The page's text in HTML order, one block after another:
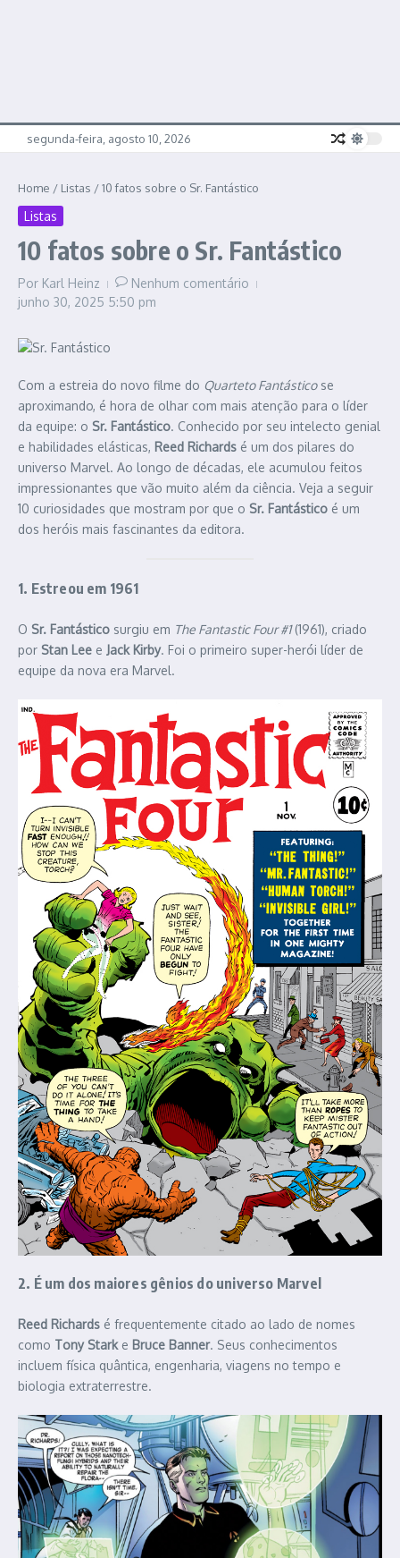
segunda-feira, agosto 10, 2026
Home / Listas /10 fatos sobre o Sr. Fantástico
Listas
10 fatos sobre o Sr. Fantástico
Por Karl Heinz
Nenhum comentário
junho 30, 2025 5:50 pm
Com a estreia do novo filme do Quarteto Fantásticose
aproximando, é hora de olhar com mais atenção para o líder
da equipe: o Sr. Fantástico. Conhecido por seu intelecto genial
e habilidades elásticas, Reed Richards é um dos pilares do
universo Marvel. Ao longo de décadas, ele acumulou feitos
impressionantes que vão muito além da ciência. Veja a seguir
10 curiosidades que mostram por que o Sr. Fantástico é um
dos heróis mais fascinantes da editora.
1. Estreou em 1961
O Sr. Fantástico surgiu em The Fantastic Four #1(1961), criado
por Stan Lee e Jack Kirby. Foi o primeiro super-herói líder de
equipe da nova era Marvel.
2. É um dos maiores gênios do universo Marvel
Reed Richards é frequentemente citado ao lado de nomes
como Tony Starke Bruce Banner. Seus conhecimentos
incluem física quântica, engenharia, viagens no tempo e
biologia extraterrestre.